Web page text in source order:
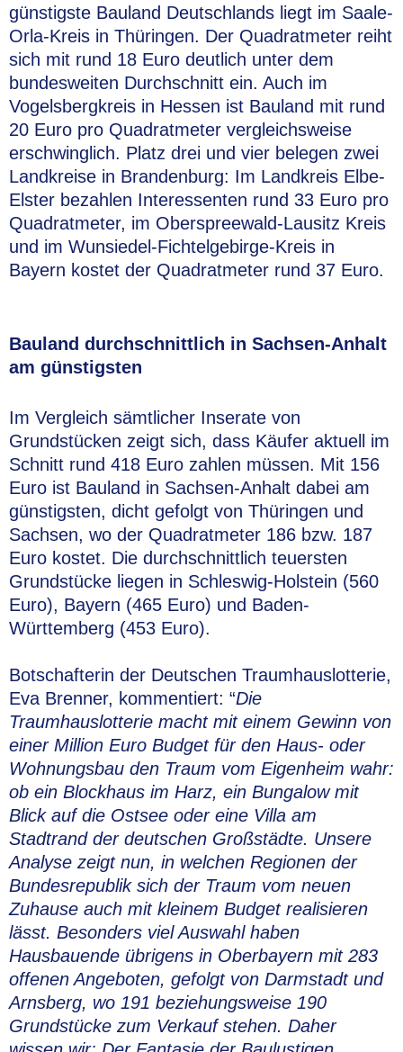
günstigste Bauland Deutschlands liegt im Saale-
Orla-Kreis in Thüringen. Der Quadratmeter reiht
sich mit rund 18 Euro deutlich unter dem
bundesweiten Durchschnitt ein. Auch im
Vogelsbergkreis in Hessen ist Bauland mit rund
20 Euro pro Quadratmeter vergleichsweise
erschwinglich. Platz drei und vier belegen zwei
Landkreise in Brandenburg: Im Landkreis Elbe-
Elster bezahlen Interessenten rund 33 Euro pro
Quadratmeter, im Oberspreewald-Lausitz Kreis
und im Wunsiedel-Fichtelgebirge-Kreis in
Bayern kostet der Quadratmeter rund 37 Euro.
Bauland durchschnittlich in Sachsen-Anhalt
am günstigsten
Im Vergleich sämtlicher Inserate von
Grundstücken zeigt sich, dass Käufer aktuell im
Schnitt rund 418 Euro zahlen müssen. Mit 156
Euro ist Bauland in Sachsen-Anhalt dabei am
günstigsten, dicht gefolgt von Thüringen und
Sachsen, wo der Quadratmeter 186 bzw. 187
Euro kostet. Die durchschnittlich teuersten
Grundstücke liegen in Schleswig-Holstein (560
Euro), Bayern (465 Euro) und Baden-
Württemberg (453 Euro).
Botschafterin der Deutschen Traumhauslotterie,
Eva Brenner, kommentiert: “Die
Traumhauslotterie macht mit einem Gewinn von
einer Million Euro Budget für den Haus- oder
Wohnungsbau den Traum vom Eigenheim wahr:
ob ein Blockhaus im Harz, ein Bungalow mit
Blick auf die Ostsee oder eine Villa am
Stadtrand der deutschen Großstädte. Unsere
Analyse zeigt nun, in welchen Regionen der
Bundesrepublik sich der Traum vom neuen
Zuhause auch mit kleinem Budget realisieren
lässt. Besonders viel Auswahl haben
Hausbauende übrigens in Oberbayern mit 283
offenen Angeboten, gefolgt von Darmstadt und
Arnsberg, wo 191 beziehungsweise 190
Grundstücke zum Verkauf stehen. Daher